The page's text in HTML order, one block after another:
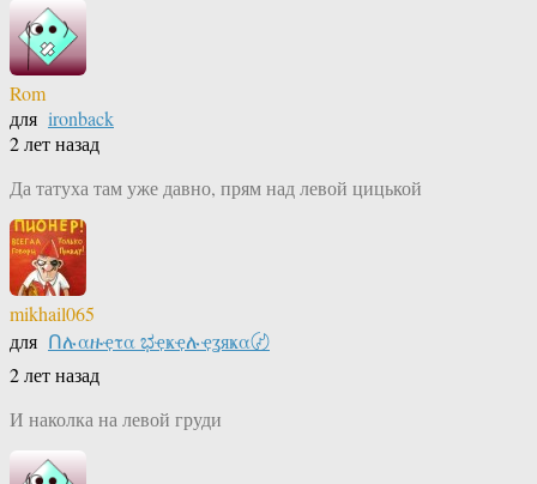
Rom
для ironback
2 лет назад
Да татуха там уже давно, прям над левой цицькой
mikhail065
для Ոሉαዙҿτα ಭҿҝҿሉҿʓяҝα〄
2 лет назад
И наколка на левой груди